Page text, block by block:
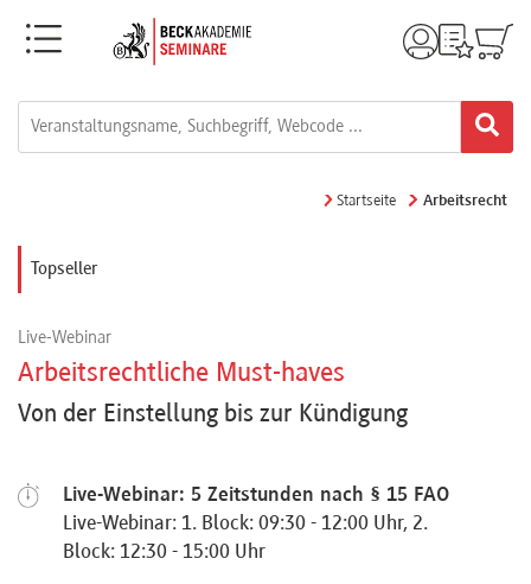
Menü
Webinare
Referenten
Startseite Arbeitsrecht
Topseller
Live-Webinar
Arbeitsrechtliche Must-haves
Von der Einstellung bis zur Kündigung
Live-Webinar: 5 Zeitstunden nach § 15 FAO
Live-Webinar: 1. Block: 09:30 - 12:00 Uhr, 2.
Block: 12:30 - 15:00 Uhr